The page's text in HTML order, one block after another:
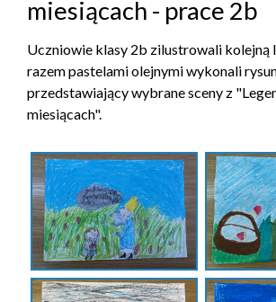
miesiącach - prace 2b
Uczniowie klasy 2b zilustrowali kolejną
razem pastelami olejnymi wykonali
przedstawiający wybrane sceny z
miesiącach".